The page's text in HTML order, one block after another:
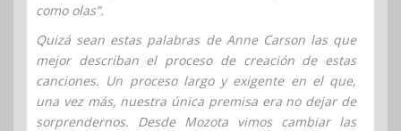
como olas”.
Quizá sean estas palabras de Anne Carson las que
mejor describan el proceso de creación de estas
canciones. Un proceso largo y exigente en el que,
una vez más, nuestra única premisa era no dejar de
sorprendernos. Desde Mozota vimos cambiar las